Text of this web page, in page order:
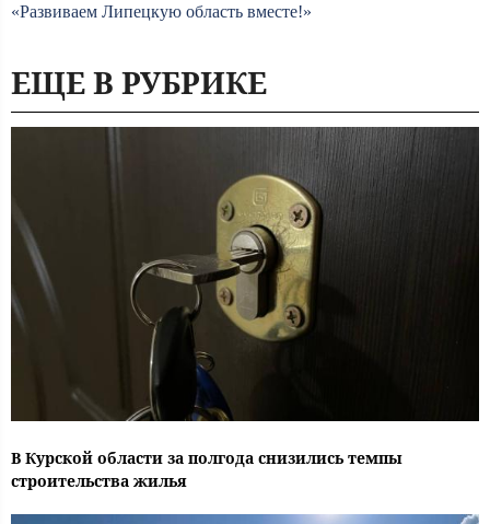
«Развиваем Липецкую область вместе!»
ЕЩЕ В РУБРИКЕ
В Курской области за полгода снизились темпы
строительства жилья